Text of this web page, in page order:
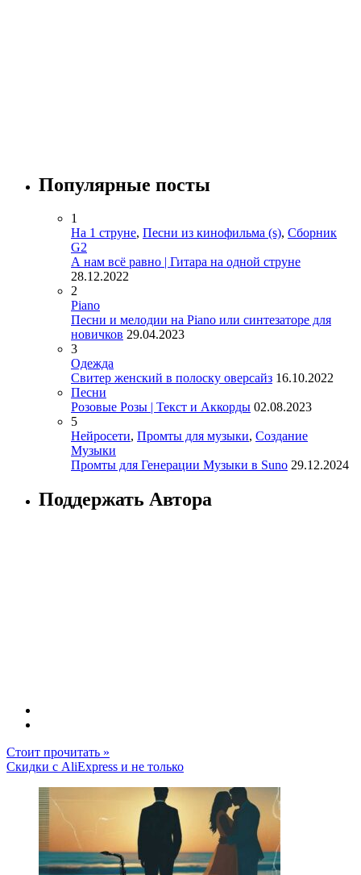
Популярные посты
1
На 1 струне, Песни из кинофильма (s), Сборник
G2
А нам всё равно | Гитара на одной струне
28.12.2022
2
Piano
Песни и мелодии на Piano или синтезаторе для
новичков 29.04.2023
3
Одежда
Свитер женский в полоску оверсайз 16.10.2022
Песни
Розовые Розы | Текст и Аккорды 02.08.2023
5
Нейросети, Промты для музыки, Создание
Музыки
Промты для Генерации Музыки в Suno 29.12.2024
Поддержать Автора
Стоит прочитать »
Скидки с AliExpress и не только